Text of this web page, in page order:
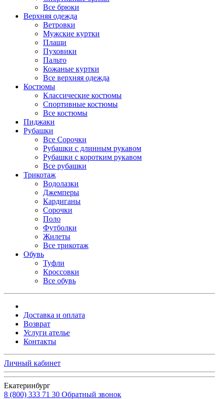
Все брюки
Верхняя одежда
Ветровки
Мужские куртки
Плащи
Пуховики
Пальто
Кожаные куртки
Все верхняя одежда
Костюмы
Классические костюмы
Спортивные костюмы
Все костюмы
Пиджаки
Рубашки
Все Сорочки
Рубашки с длинным рукавом
Рубашки с коротким рукавом
Все рубашки
Трикотаж
Водолазки
Джемперы
Кардиганы
Сорочки
Поло
Футболки
Жилеты
Все трикотаж
Обувь
Туфли
Кроссовки
Все обувь
Доставка и оплата
Возврат
Услуги ателье
Контакты
Личный кабинет
Екатеринбург
8 (800) 333 71 30 Обратный звонок